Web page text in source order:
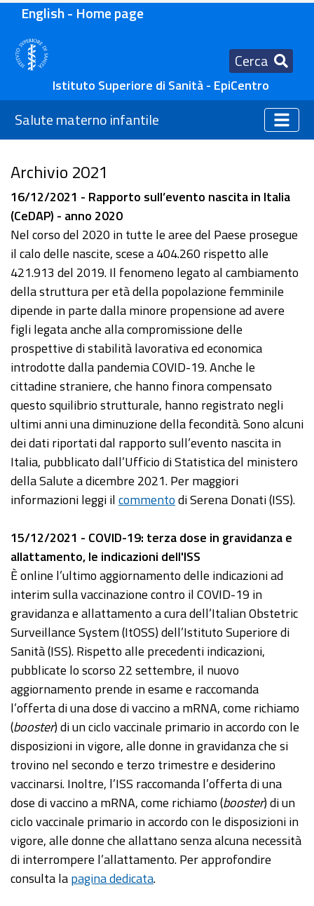
English - Home page
Cerca
Istituto Superiore di Sanità - EpiCentro
Salute materno infantile
Archivio 2021
16/12/2021 - Rapporto sull’evento nascita in Italia
(CeDAP) - anno 2020
Nel corso del 2020 in tutte le aree del Paese prosegue
il calo delle nascite, scese a 404.260 rispetto alle
421.913 del 2019. Il fenomeno legato al cambiamento
della struttura per età della popolazione femminile
dipende in parte dalla minore propensione ad avere
figli legata anche alla compromissione delle
prospettive di stabilità lavorativa ed economica
introdotte dalla pandemia COVID-19. Anche le
cittadine straniere, che hanno finora compensato
questo squilibrio strutturale, hanno registrato negli
ultimi anni una diminuzione della fecondità. Sono alcuni
dei dati riportati dal rapporto sull’evento nascita in
Italia, pubblicato dall’Ufficio di Statistica del ministero
della Salute a dicembre 2021. Per maggiori
informazioni leggi ilcommentodi Serena Donati (ISS).
15/12/2021 - COVID-19: terza dose in gravidanza e
allattamento, le indicazioni dell'ISS
È online l’ultimo aggiornamento delle indicazioni ad
interim sulla vaccinazione contro il COVID-19 in
gravidanza e allattamento a cura dell’Italian Obstetric
Surveillance System (ItOSS) dell’Istituto Superiore di
Sanità (ISS). Rispetto alle precedenti indicazioni,
pubblicate lo scorso 22 settembre, il nuovo
aggiornamento prende in esame e raccomanda
l’offerta di una dose di vaccino a mRNA, come richiamo
(booster) di un ciclo vaccinale primario in accordo con le
disposizioni in vigore, alle donne in gravidanza che si
trovino nel secondo e terzo trimestre e desiderino
vaccinarsi. Inoltre, l’ISS raccomanda l’offerta di una
dose di vaccino a mRNA, come richiamo (booster) di un
ciclo vaccinale primario in accordo con le disposizioni in
vigore, alle donne che allattano senza alcuna necessità
di interrompere l’allattamento. Per approfondire
consulta lapagina dedicata.